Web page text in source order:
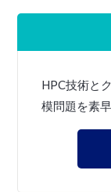
HPC技術と
模問題を素